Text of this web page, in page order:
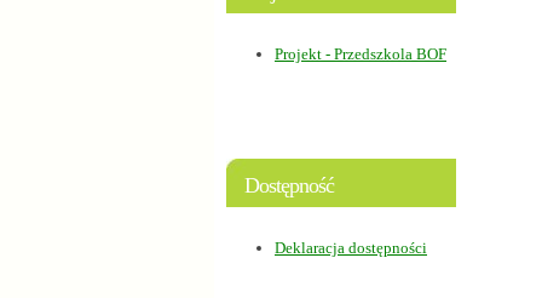
Projekt - Przedszkola BOF
Dostępność
Deklaracja dostępności